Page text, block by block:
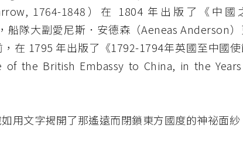
1764-1848）在 1804 年出版了《中國
船隊大副愛尼斯．安德森（Aeneas Anderson
在 1795 年出版了《1792-1794年英國至中國
the British Embassy to China, in the
用文字揭開了那遙遠而閉鎖東方國度的神祕面紗